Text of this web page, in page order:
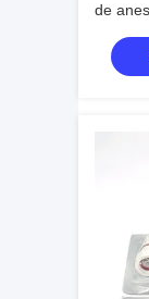
de
oxígeno